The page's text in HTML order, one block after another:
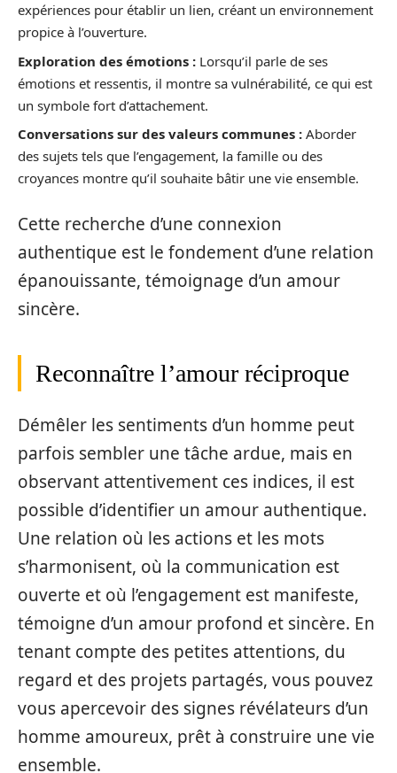
expériences pour établir un lien, créant un environnement
propice à l’ouverture.
Exploration des émotions : Lorsqu’il parle de ses
émotions et ressentis, il montre sa vulnérabilité, ce qui est
un symbole fort d’attachement.
Conversations sur des valeurs communes : Aborder
des sujets tels que l’engagement, la famille ou des
croyances montre qu’il souhaite bâtir une vie ensemble.
Cette recherche d’une connexion
authentique est le fondement d’une relation
épanouissante, témoignage d’un amour
sincère.
Reconnaître l’amour réciproque
Démêler les sentiments d’un homme peut
parfois sembler une tâche ardue, mais en
observant attentivement ces indices, il est
possible d’identifier un amour authentique.
Une relation où les actions et les mots
s’harmonisent, où la communication est
ouverte et où l’engagement est manifeste,
témoigne d’un amour profond et sincère. En
tenant compte des petites attentions, du
regard et des projets partagés, vous pouvez
vous apercevoir des signes révélateurs d’un
homme amoureux, prêt à construire une vie
ensemble.